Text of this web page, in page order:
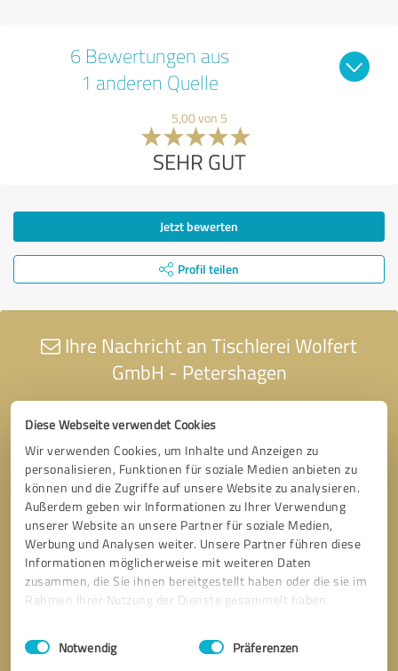
Diese Webseite verwendet Cookies
Wir verwenden Cookies, um Inhalte und Anzeigen zu
personalisieren, Funktionen für soziale Medien anbieten zu
können und die Zugriffe auf unsere Website zu analysieren.
Außerdem geben wir Informationen zu Ihrer Verwendung
unserer Website an unsere Partner für soziale Medien,
Werbung und Analysen weiter. Unsere Partner führen diese
Informationen möglicherweise mit weiteren Daten
zusammen, die Sie ihnen bereitgestellt haben oder die sie im
Rahmen Ihrer Nutzung der Dienste gesammelt haben.
Impressum Datenschutzbestimmungen
Einwilligungsauswahl
Notwendig Präferenzen
6 Bewertungen aus
1 anderen Quelle
5,00 von 5
SEHR GUT
Jetzt bewerten
Profil teilen
Ihre Nachricht an Tischlerei Wolfert
GmbH - Petershagen